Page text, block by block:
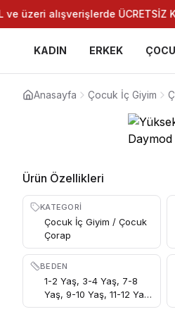
üzeri alışverişlerde ÜCRETSİZ
KADIN ERKEK
Anasayfa Çocuk İç Giyim
Ürün Özellikleri
KATEGORI
Çocuk İç Giyim / Çocuk
Çorap
BEDEN
1-2 Yaş, 3-4 Yaş, 7-8
Yaş, 9-10 Yaş, 11-12 Yaş,
5-6 Yaş